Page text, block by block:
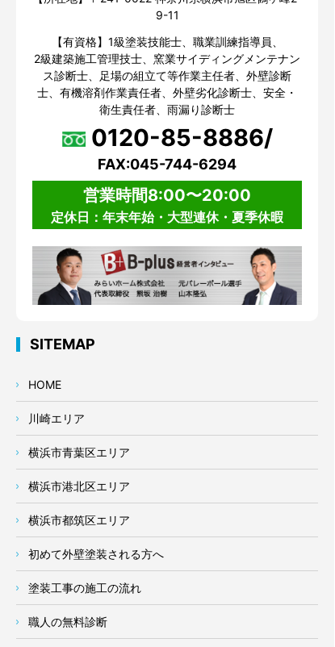
9-11
【有資格】1級塗装技能士、職業訓練指導員、
2級建築施工管理技士、窯業サイディングメンテナン
ス診断士、足場の組立て等作業主任者、外壁診断
士、有機溶剤作業責任者、外壁劣化診断士、安全・
衛生責任者、雨漏り診断士
0120-85-8886/
FAX:045-744-6294
営業時間8:00〜20:00
定休日：年末年始・大型連休・夏季休暇
SITEMAP
HOME
川崎エリア
横浜市青葉区エリア
横浜市港北区エリア
横浜市都筑区エリア
初めて外壁塗装される方へ
塗装工事の施工の流れ
職人の無料診断